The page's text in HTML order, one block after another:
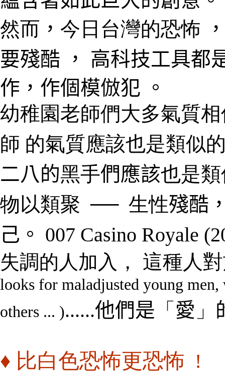
然而 ， 今日台灣的恐怖
要殘酷 ， 高科技工具都
作，作個模倣犯 。
幼稚園老師們大多氣質
師 的氣質應該也是類似
二八的黑手們應該也是
物以類聚 ── 生性殘酷
己。 007 Casino Royale
失調的人加入 ， 這種人
looks for maladjusted young
others ... )......他們是 「 愛 」
♦ 比白色恐怖更恐怖 !